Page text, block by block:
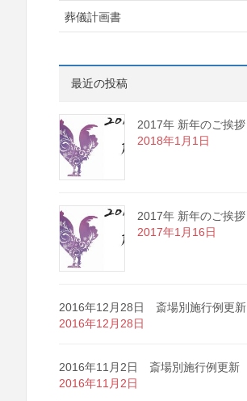
葬儀計画書
最近の投稿
2017年 新年のご挨拶
2018年1月1日
2017年 新年のご挨拶
2017年1月16日
2016年12月28日 斎場別施行例更新
2016年12月28日
2016年11月2日 斎場別施行例更新
2016年11月2日